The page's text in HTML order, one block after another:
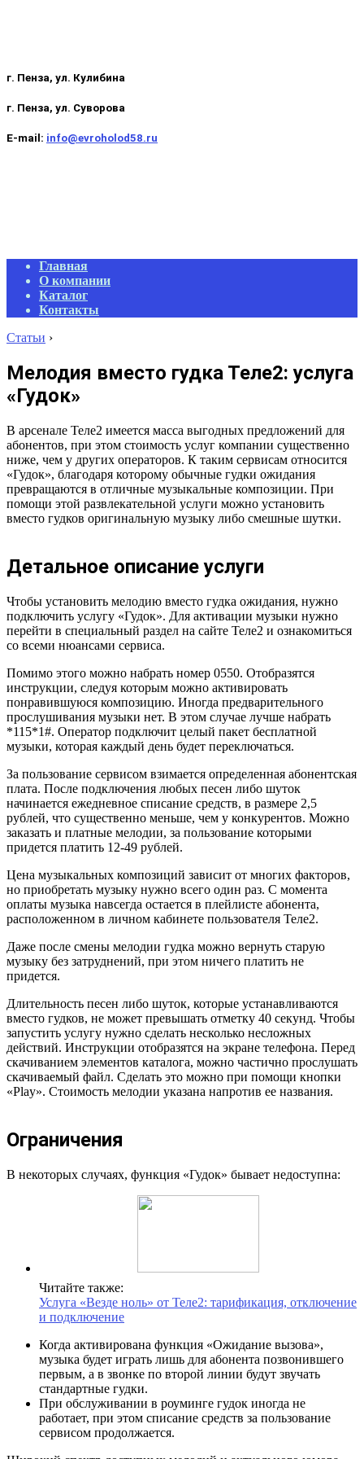
г. Пенза, ул. Кулибина
г. Пенза, ул. Суворова
E-mail: info@evroholod58.ru
Primary
Navigation
Menu
Главная
О компании
Каталог
Контакты
Статьи ›
Мелодия вместо гудка Теле2: услуга
«Гудок»
В арсенале Теле2 имеется масса выгодных предложений для
абонентов, при этом стоимость услуг компании существенно
ниже, чем у других операторов. К таким сервисам относится
«Гудок», благодаря которому обычные гудки ожидания
превращаются в отличные музыкальные композиции. При
помощи этой развлекательной услуги можно установить
вместо гудков оригинальную музыку либо смешные шутки.
Детальное описание услуги
Чтобы установить мелодию вместо гудка ожидания, нужно
подключить услугу «Гудок». Для активации музыки нужно
перейти в специальный раздел на сайте Теле2 и ознакомиться
со всеми нюансами сервиса.
Помимо этого можно набрать номер 0550. Отобразятся
инструкции, следуя которым можно активировать
понравившуюся композицию. Иногда предварительного
прослушивания музыки нет. В этом случае лучше набрать
*115*1#. Оператор подключит целый пакет бесплатной
музыки, которая каждый день будет переключаться.
За пользование сервисом взимается определенная абонентская
плата. После подключения любых песен либо шуток
начинается ежедневное списание средств, в размере 2,5
рублей, что существенно меньше, чем у конкурентов. Можно
заказать и платные мелодии, за пользование которыми
придется платить 12-49 рублей.
Цена музыкальных композиций зависит от многих факторов,
но приобретать музыку нужно всего один раз. С момента
оплаты музыка навсегда остается в плейлисте абонента,
расположенном в личном кабинете пользователя Теле2.
Даже после смены мелодии гудка можно вернуть старую
музыку без затруднений, при этом ничего платить не
придется.
Длительность песен либо шуток, которые устанавливаются
вместо гудков, не может превышать отметку 40 секунд. Чтобы
запустить услугу нужно сделать несколько несложных
действий. Инструкции отобразятся на экране телефона. Перед
скачиванием элементов каталога, можно частично прослушать
скачиваемый файл. Сделать это можно при помощи кнопки
«Play». Стоимость мелодии указана напротив ее названия.
Ограничения
В некоторых случаях, функция «Гудок» бывает недоступна:
Читайте также:
Услуга «Везде ноль» от Теле2: тарификация, отключение
и подключение
Когда активирована функция «Ожидание вызова»,
музыка будет играть лишь для абонента позвонившего
первым, а в звонке по второй линии будут звучать
стандартные гудки.
При обслуживании в роуминге гудок иногда не
работает, при этом списание средств за пользование
сервисом продолжается.